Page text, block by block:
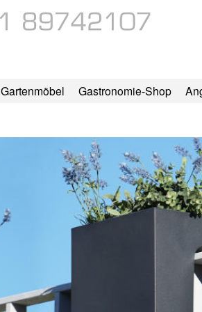
Gartenmöbel Gastronomie-Shop